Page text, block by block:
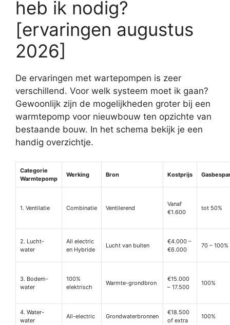
heb ik nodig?
[ervaringen augustus
2026]
De ervaringen met wartepompen is zeer
verschillend. Voor welk systeem moet ik gaan?
Gewoonlijk zijn de mogelijkheden groter bij een
warmtepomp voor nieuwbouw ten opzichte van
bestaande bouw. In het schema bekijk je een
handig overzichtje.
Categorie
Warmtepomp
Werking Bron Kostprijs
1. Ventilatie Combinatie Ventilerend
Vanaf
€1.600
tot 50%
2. Lucht-
water
All electric
en Hybride
Lucht van buiten
€4.000 –
€6.000
70 – 100%
3. Bodem-
water
100%
elektrisch
Warmte-grondbron
€15.000
– 17.500
100%
4. Water-
water
All-electric Grondwaterbronnen
€18.500
of extra
100%